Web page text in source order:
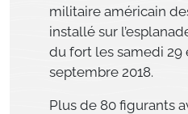
militaire américain
installé sur
du fort les samedi 29
septembre 2018.
Plus de 80 figurants